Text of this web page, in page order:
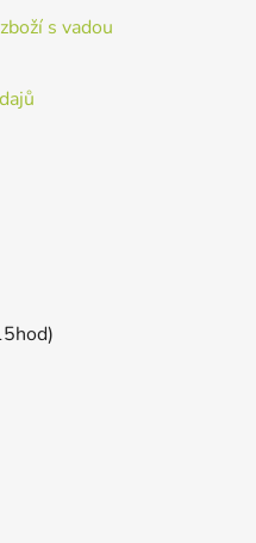
s vadou